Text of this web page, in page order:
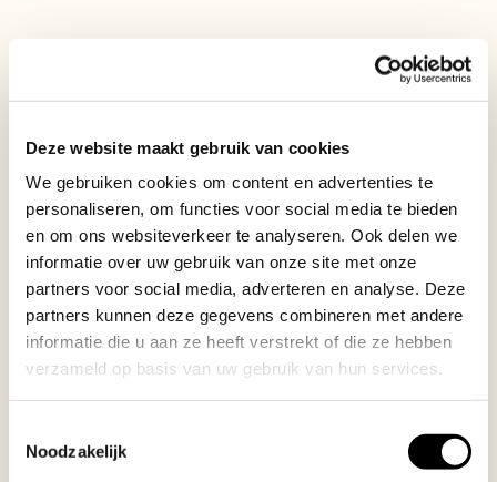
Deze website maakt gebruik van cookies
We gebruiken cookies om content en advertenties te
personaliseren, om functies voor social media te bieden
en om ons websiteverkeer te analyseren. Ook delen we
informatie over uw gebruik van onze site met onze
partners voor social media, adverteren en analyse. Deze
partners kunnen deze gegevens combineren met andere
informatie die u aan ze heeft verstrekt of die ze hebben
verzameld op basis van uw gebruik van hun services.
Noodzakelijk
Michelle
Schijen-
Zerdoner
Anick Gijsbers